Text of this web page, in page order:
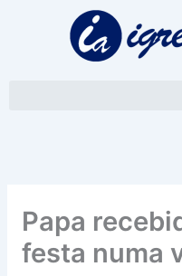
Papa
festa numa